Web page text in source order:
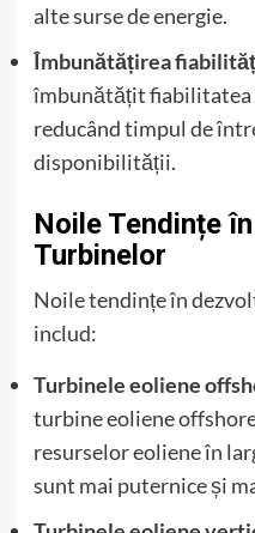
alte surse de energie.
Îmbunătățirea
îmbunătățit fiabilitatea
reducând timpul de
disponibilității.
Noile Tendințe
Turbinelor
Noile tendințe în
includ:
Turbinele eoliene
turbine eoliene
resurselor eoliene în
sunt mai puternice și